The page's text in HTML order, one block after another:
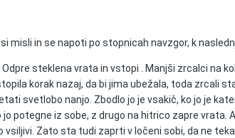
misli in se napoti po stopnicah navzgor, k
steklena vrata in vstopi . Manjši zrcalci na
korak nazaj, da bi jima ubežala, toda zrcali
svetlobo nanjo. Zbodlo jo je vsakič, ko jo je
potegne iz sobe, z drugo na hitrico zapre
vsiljivi. Zato sta tudi zaprti v ločeni sobi, da ne